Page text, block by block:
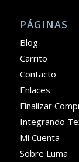
PÁGINAS
Blog
Carrito
Contacto
Enlaces
Finalizar
Integrando
Mi Cuenta
Sobre Luma